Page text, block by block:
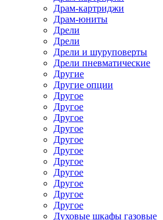
Драм-картриджи
Драм-юниты
Дрели
Дрели
Дрели и шуруповерты
Дрели пневматические
Другие
Другие опции
Другое
Другое
Другое
Другое
Другое
Другое
Другое
Другое
Другое
Другое
Другое
Духовые шкафы газовые